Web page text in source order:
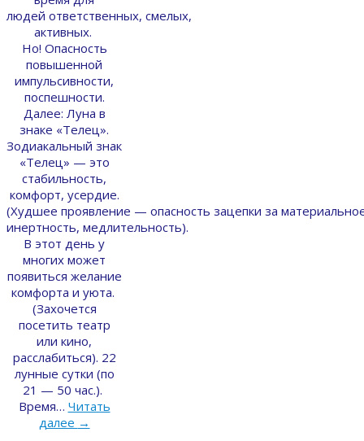
людей ответственных, смелых,
активных.
Но! Опасность
повышенной
импульсивности,
поспешности.
Далее: Луна в
знаке «Телец».
Зодиакальный знак
«Телец» — это
стабильность,
комфорт, усердие.
(Худшее проявление — опасность зацепки за
инертность, медлительность).
В этот день у
многих может
появиться желание
комфорта и уюта.
(Захочется
посетить театр
или кино,
расслабиться). 22
лунные сутки (по
21 — 50 час.).
Время… Читать
далее →